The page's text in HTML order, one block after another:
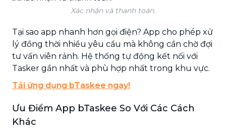
Xác nhận và thanh toán.
Tại sao app nhanh hơn gọi điện? App cho phép xử
lý đồng thời nhiều yêu cầu mà không cần chờ đợi
tư vấn viên rảnh. Hệ thống tự động kết nối với
Tasker gần nhất và phù hợp nhất trong khu vực.
Tải ứng dụng bTaskee ngay!
Ưu Điểm App bTaskee So Với Các Cách
Khác